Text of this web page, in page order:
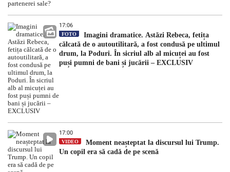
17:06
FOTO
Imagini dramatice. Astăzi Rebeca, fetița
călcată de o autoutilitară, a fost condusă pe ultimul
drum, la Poduri. În sicriul alb al micuței au fost
puși pumni de bani și jucării – EXCLUSIV
17:00
VIDEO
Moment neașteptat la discursul lui Trump.
Un copil era să cadă de pe scenă